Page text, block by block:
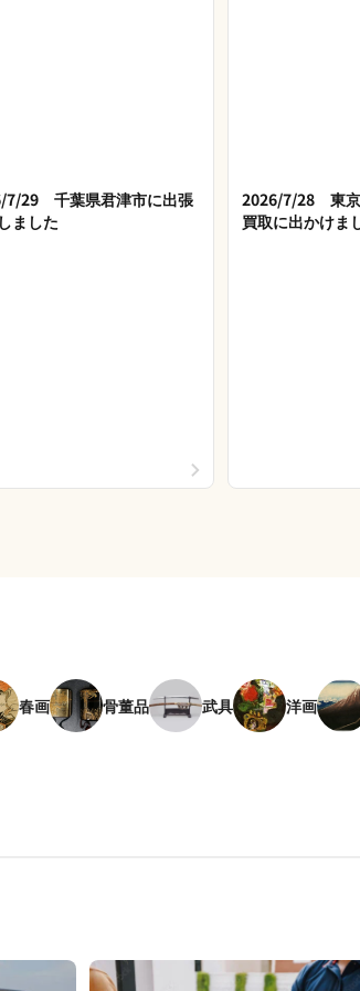
7/29 千葉県君津市に出張
ました
2026/7/28 東京
買取に出かけま
春画 骨董品 武具 洋画